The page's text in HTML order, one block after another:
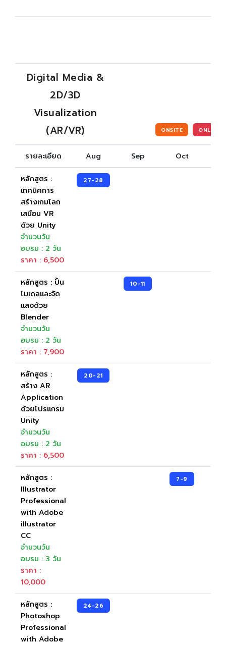
Digital Media &
2D/3D
Visualization
(AR/VR)
ONSITE ONLINE
รายละเอียด Aug Sep Oct
หลักสูตร :
เทคนิคการ
สร้างเกมโลก
เสมือน VR
ด้วย Unity
จำนวนวัน
อบรม : 2 วัน
ราคา : 6,500
27-28
หลักสูตร : ปั้น
โมเดลและจัด
แสงด้วย
Blender
จำนวนวัน
อบรม : 2 วัน
ราคา : 7,900
10-11
หลักสูตร :
สร้าง AR
Application
ด้วยโปรแกรม
Unity
จำนวนวัน
อบรม : 2 วัน
ราคา : 6,500
20-21
หลักสูตร :
Illustrator
Professional
with Adobe
illustrator
CC
จำนวนวัน
อบรม : 3 วัน
ราคา :
10,000
7-9
หลักสูตร :
Photoshop
Professional
with Adobe
24-26